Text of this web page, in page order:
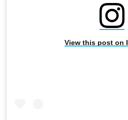
View this post on